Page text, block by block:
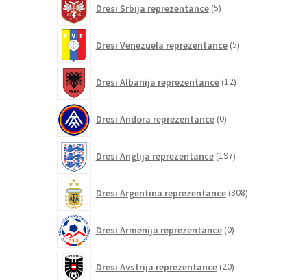
Dresi Srbija reprezentance 5izdelkov
Dresi Venezuela reprezentance 5izdelkov
Dresi Albanija reprezentance 12izdelkov
Dresi Andora reprezentance 0izdelkov
Dresi Anglija reprezentance 197izdelkov
Dresi Argentina reprezentance 308izdelkov
Dresi Armenija reprezentance 0izdelkov
Dresi Avstrija reprezentance 20izdelkov